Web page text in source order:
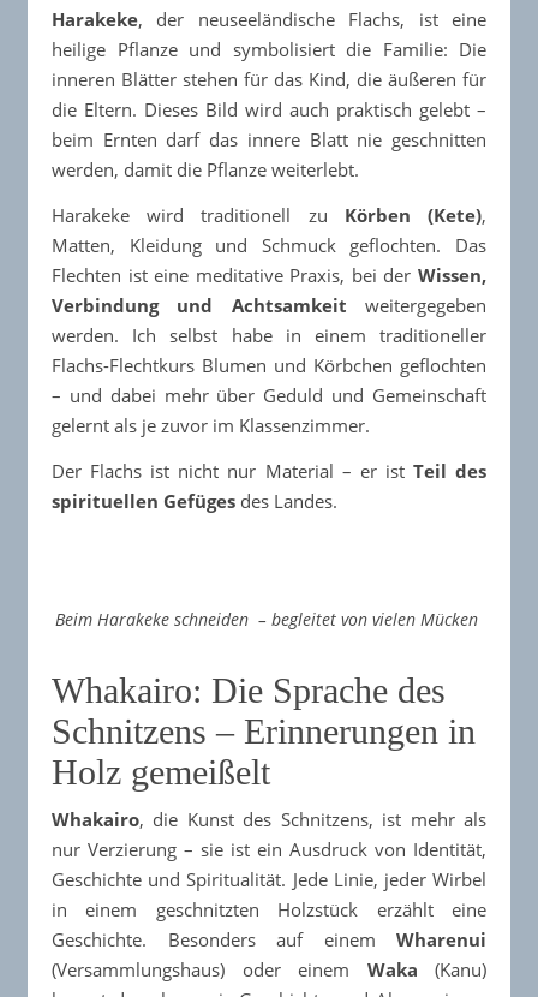
Harakeke, der neuseeländische Flachs, ist eine
heilige Pflanze und symbolisiert die Familie: Die
inneren Blätter stehen für das Kind, die äußeren für
die Eltern. Dieses Bild wird auch praktisch gelebt –
beim Ernten darf das innere Blatt nie geschnitten
werden, damit die Pflanze weiterlebt.​
Harakeke wird traditionell zu Körben (Kete),
Matten, Kleidung und Schmuck geflochten. Das
Flechten ist eine meditative Praxis, bei der Wissen,
Verbindung und Achtsamkeit weitergegeben
werden. Ich selbst habe in einem traditioneller
Flachs-Flechtkurs Blumen und Körbchen geflochten
– und dabei mehr über Geduld und Gemeinschaft
gelernt als je zuvor im Klassenzimmer.
Der Flachs ist nicht nur Material – er ist Teil des
spirituellen Gefüges des Landes.
Beim Harakeke schneiden – begleitet von vielen Mücken
Whakairo: Die Sprache des
Schnitzens – Erinnerungen in
Holz gemeißelt
Whakairo, die Kunst des Schnitzens, ist mehr als
nur Verzierung – sie ist ein Ausdruck von Identität,
Geschichte und Spiritualität. Jede Linie, jeder Wirbel
in einem geschnitzten Holzstück erzählt eine
Geschichte. Besonders auf einem Wharenui
(Versammlungshaus) oder einem Waka (Kanu)